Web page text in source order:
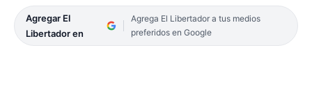
Agregar El
Libertador en
Agrega El Libertador a tus medios
preferidos en Google